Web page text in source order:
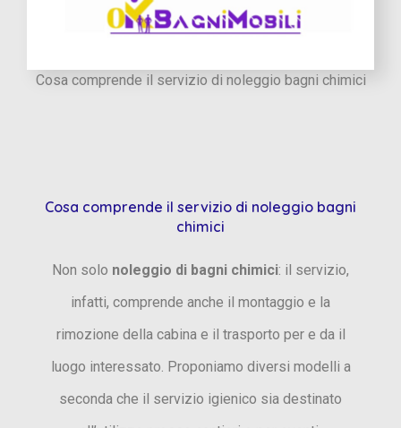
Cosa comprende il servizio di noleggio bagni
chimici
Non solo noleggio di bagni chimici: il servizio,
infatti, comprende anche il montaggio e la
rimozione della cabina e il trasporto per e da il
luogo interessato. Proponiamo diversi modelli a
seconda che il servizio igienico sia destinato
Cosa comprende il servizio di noleggio bagni chimici